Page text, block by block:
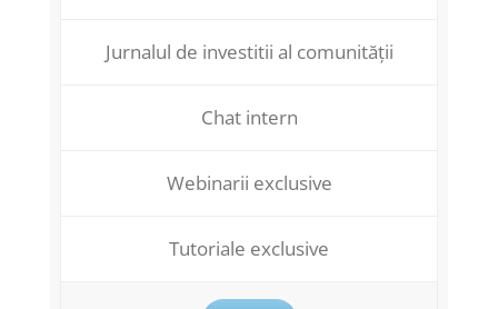
Jurnalul de investitii al comunității
Chat intern
Webinarii exclusive
Tutoriale exclusive